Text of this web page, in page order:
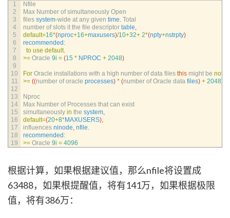
1
2
3
4
5
6
7
8
9
10
11
12
13
14
15
16
17
18
19
Nfile
Max Number of simultaneously Open
files system-wide at any given time. Total
number of slots it the file descriptor table,
default=16*(nproc+16+maxusers)/10+32+ 2*(npty+nstrpty)
recommended :
to use default.
>= Oracle 9i = (15 * NPROC + 2048)
For Oracle installations with a high number of data files this might be not
>= ((number of oracle processes) * (number of Oracle data files) + 2048)
Nproc
Max Number of Processes that can exist
simultaneously in the system,
default=(20+8*MAXUSERS),
influences ninode, nfile.
recommended :
>= Oracle 9i = 4096
根据计算，如果根据建议值，那么nfile将设置成
63488，如果根提醒值，将有141万，如果根据极限
值，将有386万：